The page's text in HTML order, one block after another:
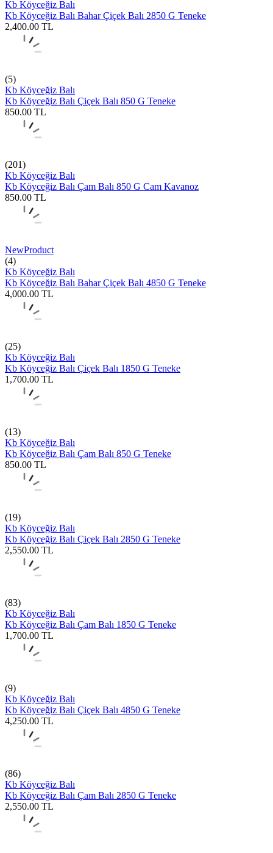
Kb Köyceğiz Balı
Kb Köyceğiz Balı Bahar Çiçek Balı 2850 G Teneke
2,400.00 TL
(5)
Kb Köyceğiz Balı
Kb Köyceğiz Balı Çiçek Balı 850 G Teneke
850.00 TL
(201)
Kb Köyceğiz Balı
Kb Köyceğiz Balı Çam Balı 850 G Cam Kavanoz
850.00 TL
NewProduct
(4)
Kb Köyceğiz Balı
Kb Köyceğiz Balı Bahar Çiçek Balı 4850 G Teneke
4,000.00 TL
(25)
Kb Köyceğiz Balı
Kb Köyceğiz Balı Çiçek Balı 1850 G Teneke
1,700.00 TL
(13)
Kb Köyceğiz Balı
Kb Köyceğiz Balı Çam Balı 850 G Teneke
850.00 TL
(19)
Kb Köyceğiz Balı
Kb Köyceğiz Balı Çiçek Balı 2850 G Teneke
2,550.00 TL
(83)
Kb Köyceğiz Balı
Kb Köyceğiz Balı Çam Balı 1850 G Teneke
1,700.00 TL
(9)
Kb Köyceğiz Balı
Kb Köyceğiz Balı Çiçek Balı 4850 G Teneke
4,250.00 TL
(86)
Kb Köyceğiz Balı
Kb Köyceğiz Balı Çam Balı 2850 G Teneke
2,550.00 TL